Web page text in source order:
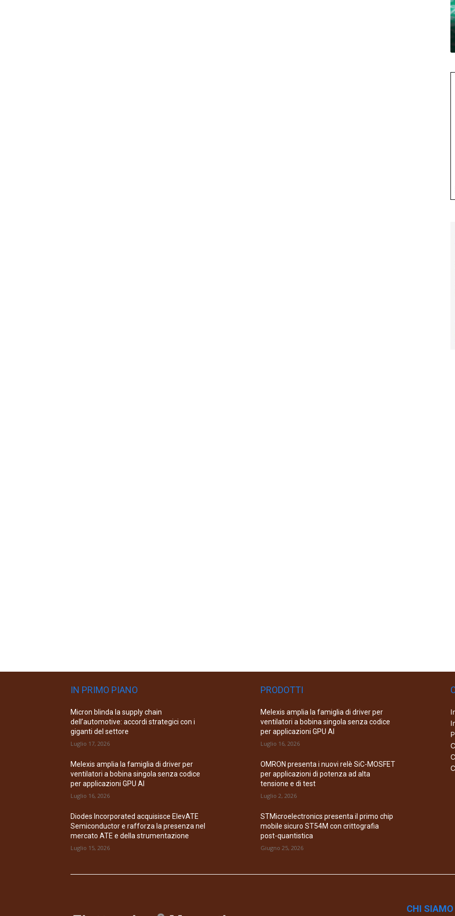
IN PRIMO PIANO
Micron blinda la supply chain
dell’automotive: accordi strategici con i
giganti del settore
Luglio 17, 2026
Melexis amplia la famiglia di driver per
ventilatori a bobina singola senza codice
per applicazioni GPU AI
Luglio 16, 2026
Diodes Incorporated acquisisce ElevATE
Semiconductor e rafforza la presenza nel
mercato ATE e della strumentazione
Luglio 15, 2026
PRODOTTI
Melexis amplia la famiglia di driver per
ventilatori a bobina singola senza codice
per applicazioni GPU AI
Luglio 16, 2026
OMRON presenta i nuovi relè SiC-MOSFET
per applicazioni di potenza ad alta
tensione e di test
Luglio 2, 2026
STMicroelectronics presenta il primo chip
mobile sicuro ST54M con crittografia
post-quantistica
Giugno 25, 2026
CHI SIAMO